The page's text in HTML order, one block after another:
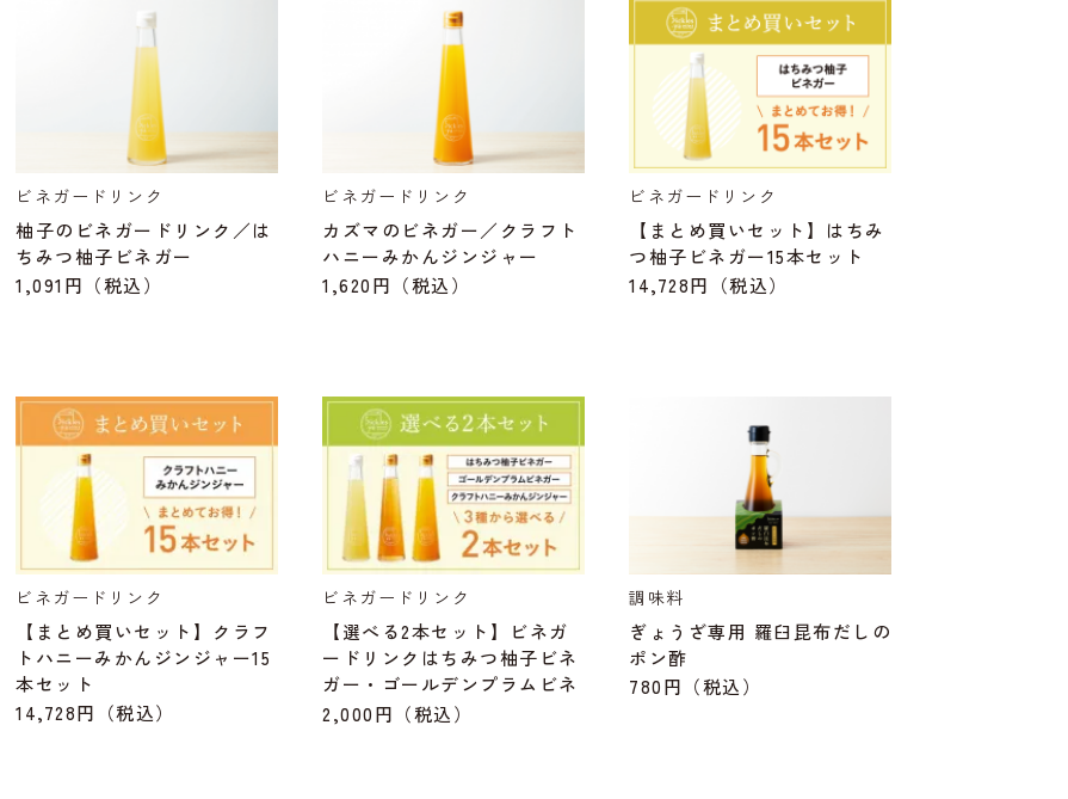
ビネガードリンク
柚子のビネガードリンク／は
ちみつ柚子ビネガー
1,091円 （税込）
ビネガードリンク
カズマのビネガー／クラフト
ハニーみかんジンジャー
1,620円 （税込）
ビネガードリンク
【まとめ買いセット】はちみ
つ柚子ビネガー15本セット
14,728円
（税込）
ビネガードリンク
【まとめ買いセット】クラフ
トハニーみかんジンジャー15
本セット
14,728円
（税込）
ビネガードリンク
【選べる2本セット】ビネガ
ードリンクはちみつ柚子ビネ
ガー・ゴールデンプラムビネ
ガー・クラフトハニーみかん
2,000円 （税込）
調味料
ぎょうざ専用 羅臼昆布だしの
ポン酢
780円 （税込）